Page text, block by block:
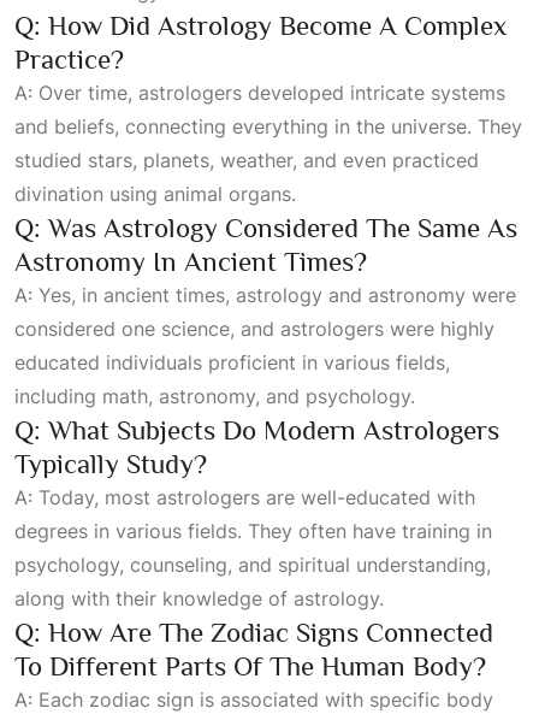
Q: How Did Astrology Become A Complex
Practice?
A: Over time, astrologers developed intricate systems
and beliefs, connecting everything in the universe. They
studied stars, planets, weather, and even practiced
divination using animal organs.
Q: Was Astrology Considered The Same As
Astronomy In Ancient Times?
A: Yes, in ancient times, astrology and astronomy were
considered one science, and astrologers were highly
educated individuals proficient in various fields,
including math, astronomy, and psychology.
Q: What Subjects Do Modern Astrologers
Typically Study?
A: Today, most astrologers are well-educated with
degrees in various fields. They often have training in
psychology, counseling, and spiritual understanding,
along with their knowledge of astrology.
Q: How Are The Zodiac Signs Connected
To Different Parts Of The Human Body?
A: Each zodiac sign is associated with specific body